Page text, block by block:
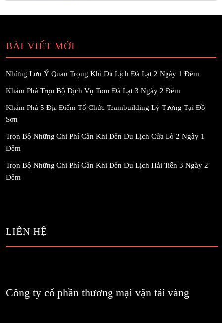
BÀI VIẾT MỚI
Những Lưu Ý Quan Trọng Khi Du Lịch Đà Lạt 2 Ngày 1 Đêm
Khám Phá Trọn Bộ Dịch Vụ Tour Đà Lạt 3 Ngày 2 Đêm
Khám Phá 5 Địa Điểm Tổ Chức Teambuilding Lý Tưởng Tại Đồ
Sơn
Trọn Bộ Những Chi Phí Cần Khi Đến Du Lịch Cửa Lò 2 Ngày 1
Đêm
Trọn Bộ Những Chi Phí Cần Khi Đến Du Lịch Hải Tiến 3 Ngày 2
Đêm
LIÊN HỆ
Công ty cổ phần thương mại vận tải vàng